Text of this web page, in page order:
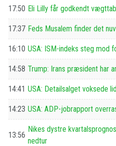
17:50 Eli Lilly får godkendt
17:37 Feds Musalem finder det
16:10 USA: ISM-indeks steg mod
14:58 Trump: Irans præsident har
14:41 USA: Detailsalget voksede
14:23 USA: ADP-jobrapport
13:56
Nikes dystre
nedtur